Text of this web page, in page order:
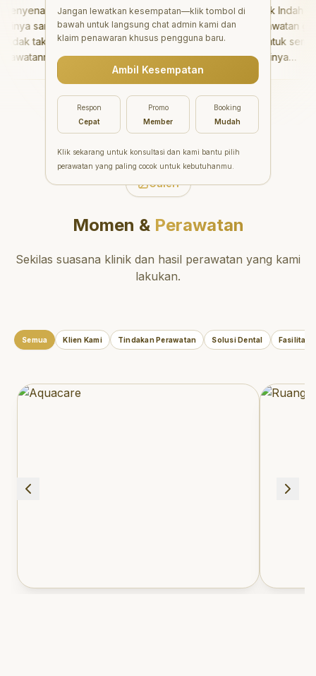
sangat baik
takut sama
tidak
setelahnya.
ke dokter
"Aesthetic Pondok Indah
menawarkan perawatan gigi
yang luar biasa untuk semua
orang. Dokter giginya
profesional, ramah, dan
meluangkan waktu untuk
mengedukasi pasien tentang
kesehatan gigi dan mulut
yang baik. Klinik ini terletak di
daerah yang strategis,
sehingga nyaman untuk
direkomendasikan untuk
dan berkualitas!
Galeri
Momen &Perawatan
Sekilas suasana klinik dan hasil perawatan yang kami
lakukan.
Semua Klien Kami Tindakan Perawatan Solusi Dental Fasilitas
Jangan lewatkan kesempatan—klik tombol di
bawah untuk langsung chat admin kami dan
klaim penawaran khusus pengguna baru.
Ambil Kesempatan
Respon
Cepat
Promo
Member
Booking
Mudah
Klik sekarang untuk konsultasi dan kami bantu pilih
perawatan yang paling cocok untuk kebutuhanmu.